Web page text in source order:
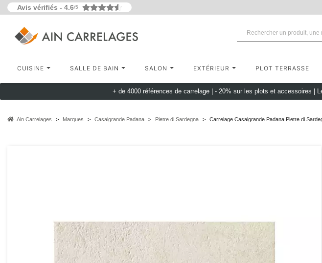
Avis vérifiés - 4.6/5
CUISINE SALLE DE BAIN SALON EXTÉRIEUR PLOT TERRASSE
+ de 4000 références de carrelage | - 20% sur les plots et accessoires |
Ain Carrelages Marques Casalgrande Padana Pietre di Sardegna Carrelage Casalgrande Padana Pietre di